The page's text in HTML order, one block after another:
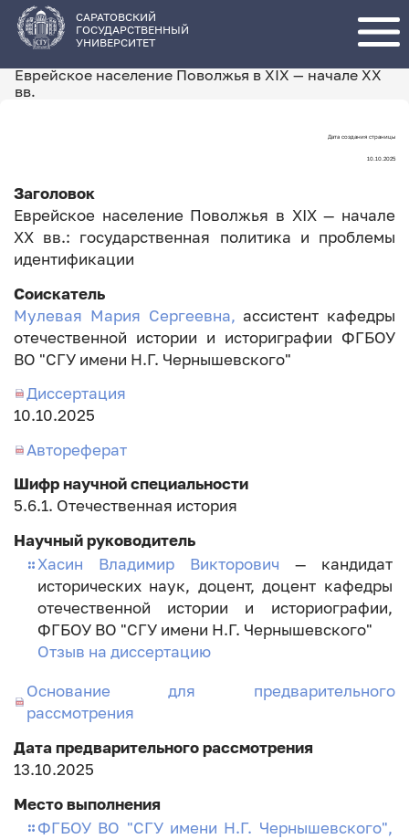
основному
содержанию
САРАТОВСКИЙ
ГОСУДАРСТВЕННЫЙ
УНИВЕРСИТЕТ
Еврейское население Поволжья в XIX — начале XX
вв.
Дата создания страницы
10.10.2025
Заголовок
Еврейское население Поволжья в XIX — начале
XX вв.: государственная политика и проблемы
идентификации
Соискатель
Мулевая Мария Сергеевна, ассистент кафедры
отечественной истории и историграфии ФГБОУ
ВО "СГУ имени Н.Г. Чернышевского"
Диссертация
Дата
диссертации
10.10.2025
Автореферат
Шифр научной специальности
5.6.1. Отечественная история
Научный руководитель
Хасин Владимир Викторович — кандидат
исторических наук, доцент, доцент кафедры
отечественной истории и историографии,
ФГБОУ ВО "СГУ имени Н.Г. Чернышевского"
Отзыв на диссертацию
Основание для предварительного
рассмотрения
Дата предварительного рассмотрения
13.10.2025
Место выполнения
ФГБОУ ВО "СГУ имени Н.Г. Чернышевского",